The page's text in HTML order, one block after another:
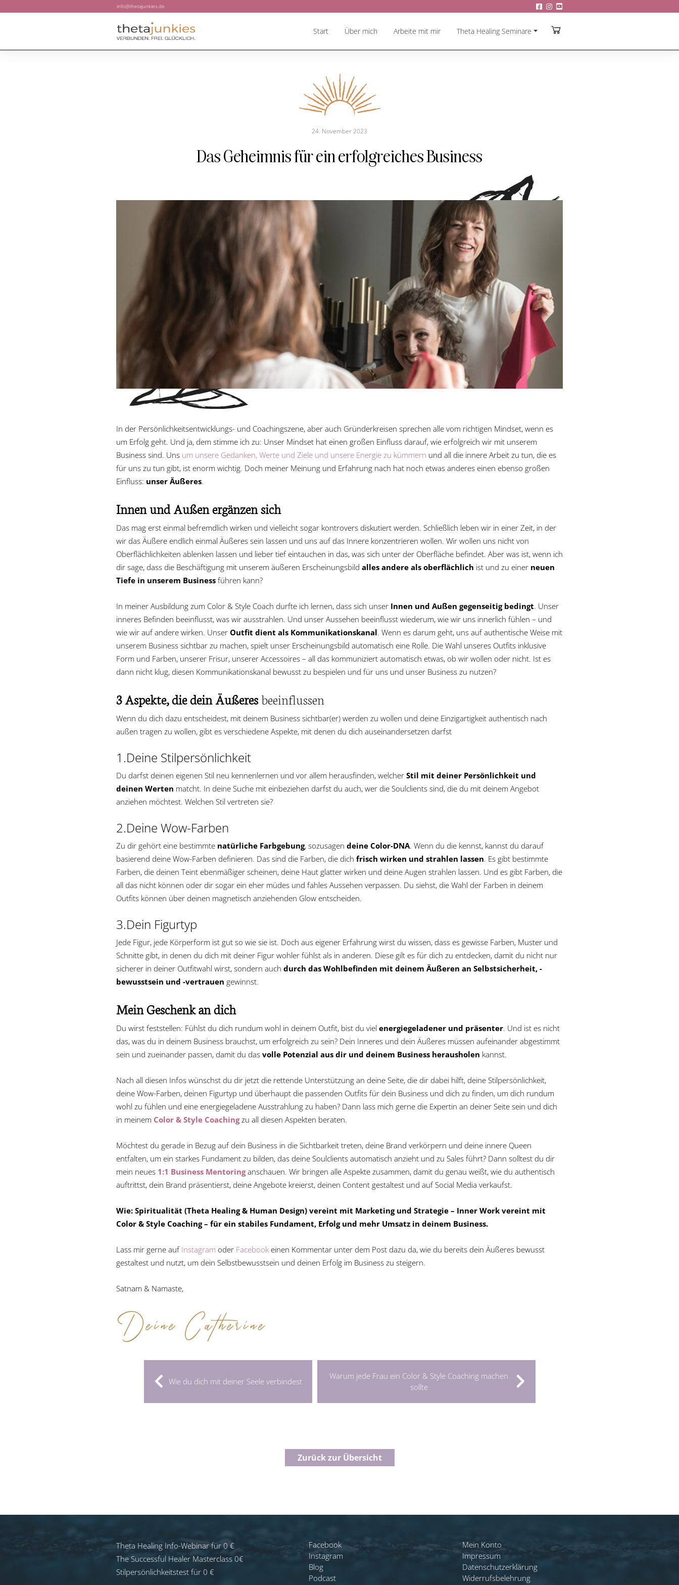
info@thetajunkies.de
Start Über mich Arbeite mit mir Theta Healing Seminare
24. November 2023
Das Geheimnis für ein erfolgreiches Business
In der Persönlichkeitsentwicklungs- und Coachingszene, aber auch Gründerkreisen sprechen alle vom richtigen Mindset, wenn es
um Erfolg geht. Und ja, dem stimme ich zu: Unser Mindset hat einen großen Einfluss darauf, wie erfolgreich wir mit unserem
Business sind. Uns um unsere Gedanken, Werte und Ziele und unsere Energie zu kümmern und all die innere Arbeit zu tun, die es
für uns zu tun gibt, ist enorm wichtig. Doch meiner Meinung und Erfahrung nach hat noch etwas anderes einen ebenso großen
Einfluss: unser Äußeres.
Innen und Außen ergänzen sich
Das mag erst einmal befremdlich wirken und vielleicht sogar kontrovers diskutiert werden. Schließlich leben wir in einer Zeit, in der
wir das Äußere endlich einmal Äußeres sein lassen und uns auf das Innere konzentrieren wollen. Wir wollen uns nicht von
Oberflächlichkeiten ablenken lassen und lieber tief eintauchen in das, was sich unter der Oberfläche befindet. Aber was ist, wenn ich
dir sage, dass die Beschäftigung mit unserem äußeren Erscheinungsbild alles andere als oberflächlich ist und zu einer neuen
Tiefe in unserem Business führen kann?
In meiner Ausbildung zum Color & Style Coach durfte ich lernen, dass sich unser Innen und Außen gegenseitig bedingt. Unser
inneres Befinden beeinflusst, was wir ausstrahlen. Und unser Aussehen beeinflusst wiederum, wie wir uns innerlich fühlen – und
wie wir auf andere wirken. Unser Outfit dient als Kommunikationskanal. Wenn es darum geht, uns auf authentische Weise mit
unserem Business sichtbar zu machen, spielt unser Erscheinungsbild automatisch eine Rolle. Die Wahl unseres Outfits inklusive
Form und Farben, unserer Frisur, unserer Accessoires – all das kommuniziert automatisch etwas, ob wir wollen oder nicht. Ist es
dann nicht klug, diesen Kommunikationskanal bewusst zu bespielen und für uns und unser Business zu nutzen?
3 Aspekte, die dein Äußeresbeeinflussen
Wenn du dich dazu entscheidest, mit deinem Business sichtbar(er) werden zu wollen und deine Einzigartigkeit authentisch nach
außen tragen zu wollen, gibt es verschiedene Aspekte, mit denen du dich auseinandersetzen darfst
1.Deine Stilpersönlichkeit
Du darfst deinen eigenen Stil neu kennenlernen und vor allem herausfinden, welcher Stil mit deiner Persönlichkeit und
deinen Werten matcht. In deine Suche mit einbeziehen darfst du auch, wer die Soulclients sind, die du mit deinem Angebot
anziehen möchtest. Welchen Stil vertreten sie?
2.Deine Wow-Farben
Zu dir gehört eine bestimmte natürliche Farbgebung, sozusagen deine Color-DNA. Wenn du die kennst, kannst du darauf
basierend deine Wow-Farben definieren. Das sind die Farben, die dich frisch wirken und strahlen lassen. Es gibt bestimmte
Farben, die deinen Teint ebenmäßiger scheinen, deine Haut glatter wirken und deine Augen strahlen lassen. Und es gibt Farben, die
all das nicht können oder dir sogar ein eher müdes und fahles Aussehen verpassen. Du siehst, die Wahl der Farben in deinem
Outfits können über deinen magnetisch anziehenden Glow entscheiden.
3.Dein Figurtyp
Jede Figur, jede Körperform ist gut so wie sie ist. Doch aus eigener Erfahrung wirst du wissen, dass es gewisse Farben, Muster und
Schnitte gibt, in denen du dich mit deiner Figur wohler fühlst als in anderen. Diese gilt es für dich zu entdecken, damit du nicht nur
sicherer in deiner Outfitwahl wirst, sondern auch durch das Wohlbefinden mit deinem Äußeren an Selbstsicherheit, -
bewusstsein und -vertrauen gewinnst.
Mein Geschenk an dich
Du wirst feststellen: Fühlst du dich rundum wohl in deinem Outfit, bist du viel energiegeladener und präsenter. Und ist es nicht
das, was du in deinem Business brauchst, um erfolgreich zu sein? Dein Inneres und dein Äußeres müssen aufeinander abgestimmt
sein und zueinander passen, damit du das volle Potenzial aus dir und deinem Business herausholen kannst.
Nach all diesen Infos wünschst du dir jetzt die rettende Unterstützung an deine Seite, die dir dabei hilft, deine Stilpersönlichkeit,
deine Wow-Farben, deinen Figurtyp und überhaupt die passenden Outfits für dein Business und dich zu finden, um dich rundum
wohl zu fühlen und eine energiegeladene Ausstrahlung zu haben? Dann lass mich gerne die Expertin an deiner Seite sein und dich
in meinem Color & Style Coachingzu all diesen Aspekten beraten.
Möchtest du gerade in Bezug auf dein Business in die Sichtbarkeit treten, deine Brand verkörpern und deine innere Queen
entfalten, um ein starkes Fundament zu bilden, das deine Soulclients automatisch anzieht und zu Sales führt? Dann solltest du dir
mein neues 1:1 Business Mentoringanschauen. Wir bringen alle Aspekte zusammen, damit du genau weißt, wie du authentisch
auftrittst, dein Brand präsentierst, deine Angebote kreierst, deinen Content gestaltest und auf Social Media verkaufst.
Wie: Spiritualität (Theta Healing & Human Design) vereint mit Marketing und Strategie – Inner Work vereint mit
Color & Style Coaching – für ein stabiles Fundament, Erfolg und mehr Umsatz in deinem Business.
Lass mir gerne auf Instagram oder Facebook einen Kommentar unter dem Post dazu da, wie du bereits dein Äußeres bewusst
gestaltest und nutzt, um dein Selbstbewusstsein und deinen Erfolg im Business zu steigern.
Satnam & Namaste,
Wie du dich mit deiner Seele verbindest
Warum jede Frau ein Color & Style Coaching machen
sollte
Zurück zur Übersicht
Theta Healing Info-Webinar für 0 €
The Successful Healer Masterclass 0€
Stilpersönlichkeitstest für 0 €
Facebook
Instagram
Blog
Podcast
Mein Konto
Impressum
Datenschutzerklärung
Widerrufsbelehrung